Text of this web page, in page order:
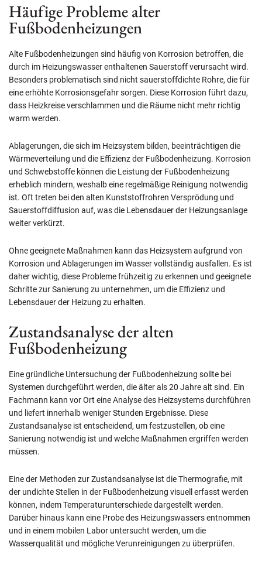
Häufige Probleme alter
Fußbodenheizungen
Alte Fußbodenheizungen sind häufig von Korrosion betroffen, die
durch im Heizungswasser enthaltenen Sauerstoff verursacht wird.
Besonders problematisch sind nicht sauerstoffdichte Rohre, die für
eine erhöhte Korrosionsgefahr sorgen. Diese Korrosion führt dazu,
dass Heizkreise verschlammen und die Räume nicht mehr richtig
warm werden.
Ablagerungen, die sich im Heizsystem bilden, beeinträchtigen die
Wärmeverteilung und die Effizienz der Fußbodenheizung. Korrosion
und Schwebstoffe können die Leistung der Fußbodenheizung
erheblich mindern, weshalb eine regelmäßige Reinigung notwendig
ist. Oft treten bei den alten Kunststoffrohren Versprödung und
Sauerstoffdiffusion auf, was die Lebensdauer der Heizungsanlage
weiter verkürzt.
Ohne geeignete Maßnahmen kann das Heizsystem aufgrund von
Korrosion und Ablagerungen im Wasser vollständig ausfallen. Es ist
daher wichtig, diese Probleme frühzeitig zu erkennen und geeignete
Schritte zur Sanierung zu unternehmen, um die Effizienz und
Lebensdauer der Heizung zu erhalten.
Zustandsanalyse der alten
Fußbodenheizung
Eine gründliche Untersuchung der Fußbodenheizung sollte bei
Systemen durchgeführt werden, die älter als 20 Jahre alt sind. Ein
Fachmann kann vor Ort eine Analyse des Heizsystems durchführen
und liefert innerhalb weniger Stunden Ergebnisse. Diese
Zustandsanalyse ist entscheidend, um festzustellen, ob eine
Sanierung notwendig ist und welche Maßnahmen ergriffen werden
müssen.
Eine der Methoden zur Zustandsanalyse ist die Thermografie, mit
der undichte Stellen in der Fußbodenheizung visuell erfasst werden
können, indem Temperaturunterschiede dargestellt werden.
Darüber hinaus kann eine Probe des Heizungswassers entnommen
und in einem mobilen Labor untersucht werden, um die
Wasserqualität und mögliche Verunreinigungen zu überprüfen.